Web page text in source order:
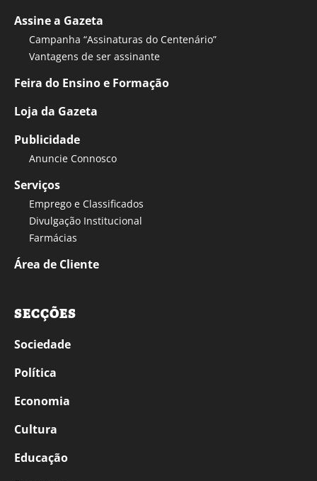
Assine a Gazeta
Campanha “Assinaturas do Centenário”
Vantagens de ser assinante
Feira do Ensino e Formação
Loja da Gazeta
Publicidade
Anuncie Connosco
Serviços
Emprego e Classificados
Divulgação Institucional
Farmácias
Área de Cliente
SECÇÕES
Sociedade
Política
Economia
Cultura
Educação